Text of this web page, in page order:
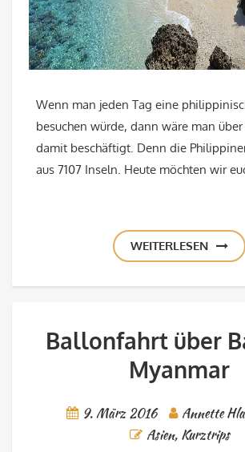
Wenn man jeden Tag eine
besuchen würde, dann wäre man über
damit beschäftigt. Denn die
aus 7107 Inseln. Heute möchten wir
WEITERLESEN
Ballonfahrt über
Myanmar
9. März 2016
Annette
Asien, Kurztrips